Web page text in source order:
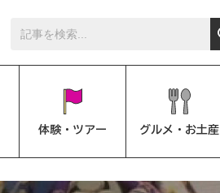
体験・ツアー グルメ・お土産